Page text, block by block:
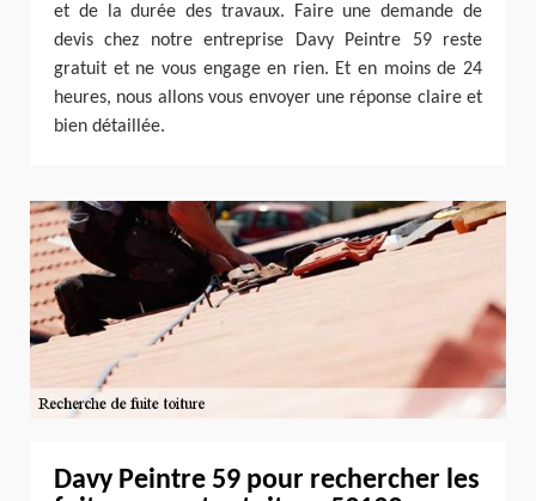
et de la durée des travaux. Faire une demande de
devis chez notre entreprise Davy Peintre 59 reste
gratuit et ne vous engage en rien. Et en moins de 24
heures, nous allons vous envoyer une réponse claire et
bien détaillée.
Davy Peintre 59 pour rechercher les